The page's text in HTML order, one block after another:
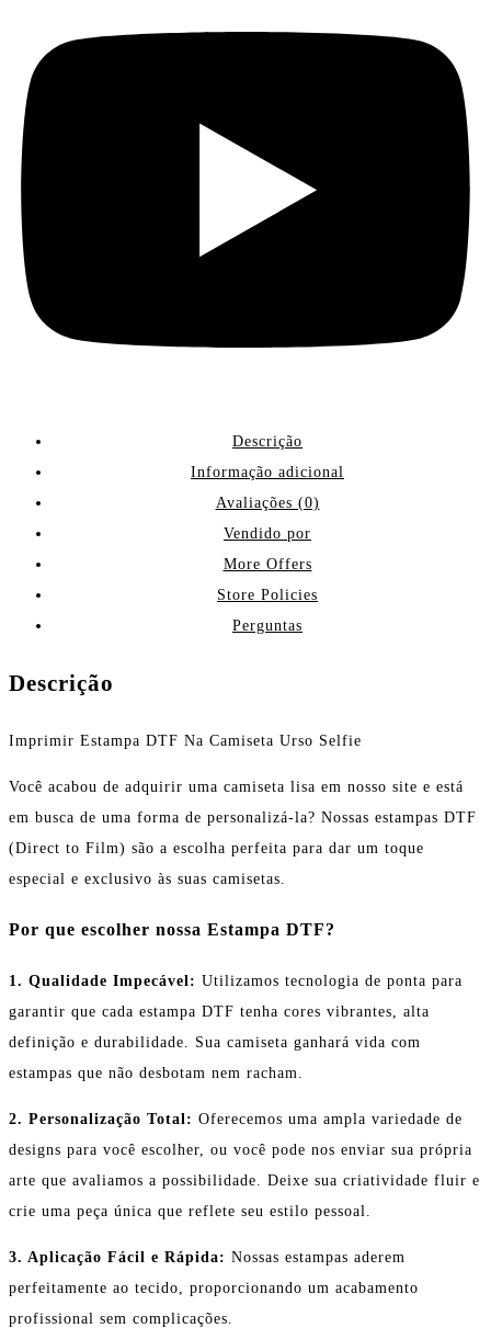
Descrição
Informação adicional
Avaliações (0)
Vendido por
More Offers
Store Policies
Perguntas
Descrição
Imprimir Estampa DTF Na Camiseta Urso Selfie
Você acabou de adquirir uma camiseta lisa em nosso site e está
em busca de uma forma de personalizá-la? Nossas estampas DTF
(Direct to Film) são a escolha perfeita para dar um toque
especial e exclusivo às suas camisetas.
Por que escolher nossa Estampa DTF?
1. Qualidade Impecável: Utilizamos tecnologia de ponta para
garantir que cada estampa DTF tenha cores vibrantes, alta
definição e durabilidade. Sua camiseta ganhará vida com
estampas que não desbotam nem racham.
2. Personalização Total: Oferecemos uma ampla variedade de
designs para você escolher, ou você pode nos enviar sua própria
arte que avaliamos a possibilidade. Deixe sua criatividade fluir e
crie uma peça única que reflete seu estilo pessoal.
3. Aplicação Fácil e Rápida: Nossas estampas aderem
perfeitamente ao tecido, proporcionando um acabamento
profissional sem complicações.